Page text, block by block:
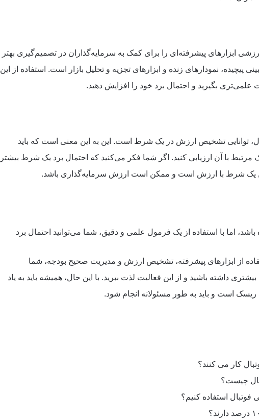
ابزارهای پیشرفته‌ای را برای کمک به سرمایه‌گذاران در تصمیم‌گیری بهتر
پیچیده، نمودارهای زنده و ابزارهای تجزیه و تحلیل بازار است. استفاده از این
علمی‌تری بگیرید و احتمال برد خود را افزایش دهید.
توانایی تشخیص ارزش در یک شرط است. این به این معنی است که باید
مرتبط با آن ارزیابی کنید. اگر شما فکر می‌کنید که احتمال برد یک شرط بیشتر
یک شرط با ارزش است و ممکن است ارزش سرمایه‌گذاری باشد.
اما با استفاده از یک فرمول علمی و دقیق، شما می‌توانید احتمال برد
از ابزارهای پیشرفته، تشخیص ارزش و مدیریت صحیح بودجه، شما
داشته باشید و از این فعالیت لذت ببرید. با این حال، همیشه باید به یاد
است و باید به طور مسئولانه انجام شود.
کار می کنند؟
چیست؟